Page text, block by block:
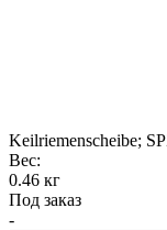
Keilriemenscheibe;
Вес:
0.46 кг
Под заказ
-